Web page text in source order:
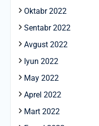
Oktabr 2022
Sentabr 2022
Avgust 2022
Iyun 2022
May 2022
Aprel 2022
Mart 2022